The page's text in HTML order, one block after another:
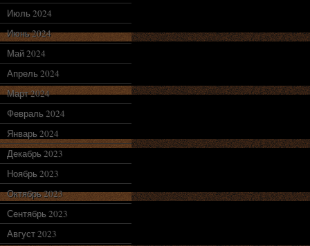
Июль 2024
Июнь 2024
Май 2024
Апрель 2024
Март 2024
Февраль 2024
Январь 2024
Декабрь 2023
Ноябрь 2023
Октябрь 2023
Сентябрь 2023
Август 2023